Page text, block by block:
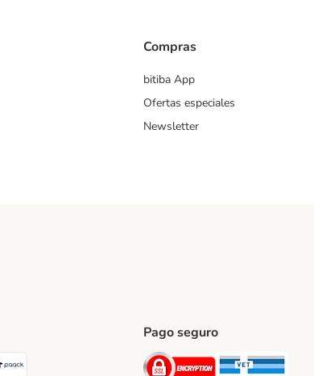
Compras
bitiba App
Ofertas especiales
Newsletter
MethodShipping Method
paack Shipping Method
Pago seguro
Security